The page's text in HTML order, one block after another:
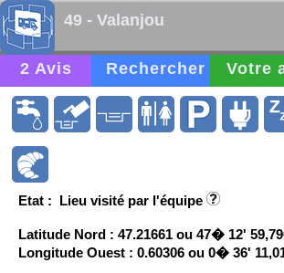
49 - Valanjou
2 Avis Rechercher Votre
Etat : Lieu visité par l'équipe
Latitude Nord : 47.21661 ou 47� 12'
Longitude Ouest : 0.60306 ou 0� 36'